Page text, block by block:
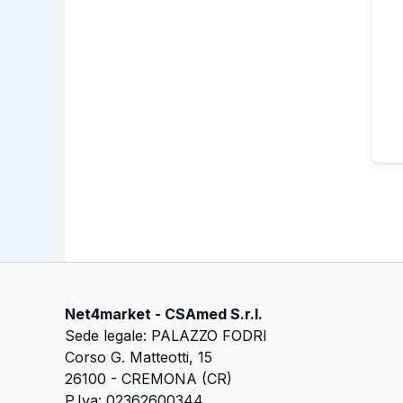
Net4market - CSAmed S.r.l.
Sede legale: PALAZZO FODRI
Corso G. Matteotti, 15
26100 - CREMONA (CR)